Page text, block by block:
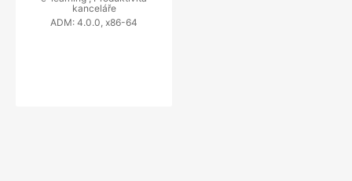
kanceláře
ADM: 4.0.0, x86-64